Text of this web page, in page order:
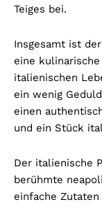
Teiges bei.
Insgesamt ist
eine
italienischen
ein wenig
einen
und ein Stück
Der italienische
berühmte
einfache